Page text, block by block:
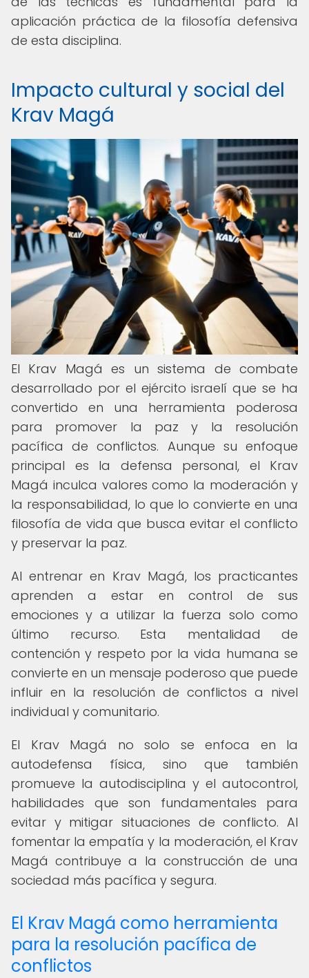
aplicación práctica de la filosofía defensiva
de esta disciplina.
Impacto cultural y social del
Krav Magá
El Krav Magá es un sistema de combate
desarrollado por el ejército israelí que se ha
convertido en una herramienta poderosa
para promover la paz y la resolución
pacífica de conflictos. Aunque su enfoque
principal es la defensa personal, el Krav
Magá inculca valores como la moderación y
la responsabilidad, lo que lo convierte en una
filosofía de vida que busca evitar el conflicto
y preservar la paz.
Al entrenar en Krav Magá, los practicantes
aprenden a estar en control de sus
emociones y a utilizar la fuerza solo como
último recurso. Esta mentalidad de
contención y respeto por la vida humana se
convierte en un mensaje poderoso que puede
influir en la resolución de conflictos a nivel
individual y comunitario.
El Krav Magá no solo se enfoca en la
autodefensa física, sino que también
promueve la autodisciplina y el autocontrol,
habilidades que son fundamentales para
evitar y mitigar situaciones de conflicto. Al
fomentar la empatía y la moderación, el Krav
Magá contribuye a la construcción de una
sociedad más pacífica y segura.
El Krav Magá como herramienta
para la resolución pacífica de
conflictos